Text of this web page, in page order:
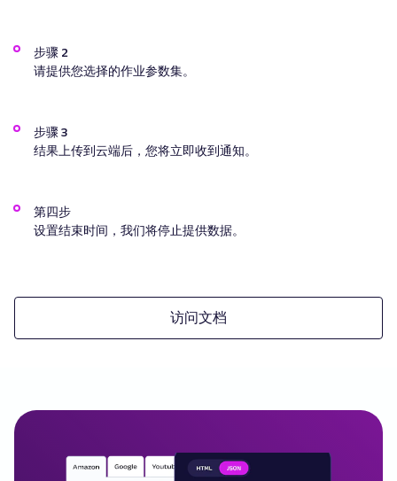
步骤 2
请提供您选择的作业参数集。
步骤 3
结果上传到云端后，您将立即收到通知。
第四步
设置结束时间，我们将停止提供数据。
访问文档